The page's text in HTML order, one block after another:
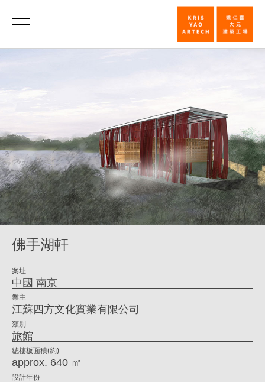
佛
軒
_
旅
館
_
類
別
|
大
築
佛手湖軒
案址
中國 南京
業主
江蘇四方文化實業有限公司
類別
旅館
總樓板面積(約)
approx. 640 ㎡
設計年份